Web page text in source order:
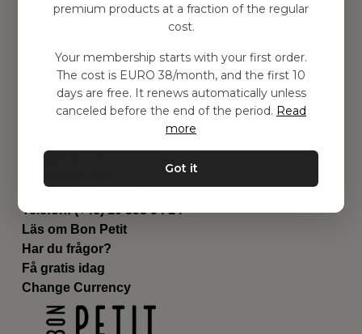
Utrustning
Genvägar
Om oss
Leverans
Privat policy
Kontakta oss
Email:hej@bonpetit.es
Telefon: (+46) 10 898 94 14
Läs om Bon Petit
Har du frågor?
Få gratis idag
Change Currency
premium products at a fraction of the regular
cost.
Your membership starts with your first order.
The cost is EURO 38/month, and the first 10
days are free. It renews automatically unless
canceled before the end of the period. Read
more
Got it